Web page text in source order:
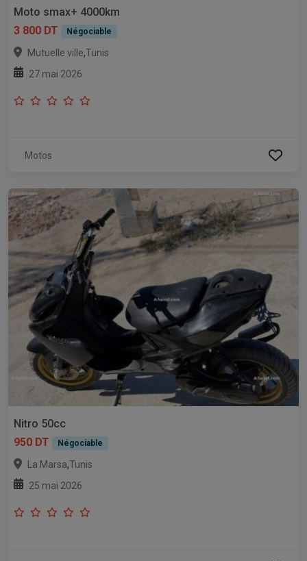
Moto smax+ 4000km
3 800 DT
Négociable
Mutuelle ville,Tunis
27 mai 2026
Motos
Nitro 50cc
950 DT
Négociable
La Marsa,Tunis
25 mai 2026